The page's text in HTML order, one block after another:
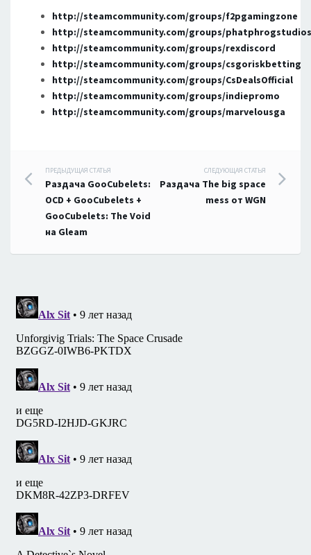
http://steamcommunity.com/groups/f2pgamingzone
http://steamcommunity.com/groups/phatphrogstudios
http://steamcommunity.com/groups/rexdiscord
http://steamcommunity.com/groups/csgoriskbetting
http://steamcommunity.com/groups/CsDealsOfficial
http://steamcommunity.com/groups/indiepromo
http://steamcommunity.com/groups/marvelousga
Навигация
по
записям
ПРЕДЫДУЩАЯ СТАТЬЯ
Раздача GooCubelets:
OCD + GooCubelets +
GooCubelets: The Void
на Gleam
СЛЕДУЮЩАЯ СТАТЬЯ
Раздача The big space
mess от WGN